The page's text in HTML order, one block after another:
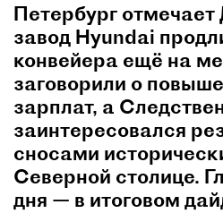
Петербург отмечает
завод Hyundai
конвейера ещё на
заговорили о
зарплат, а
заинтересовался
сносами
Северной столице.
дня — в итоговом